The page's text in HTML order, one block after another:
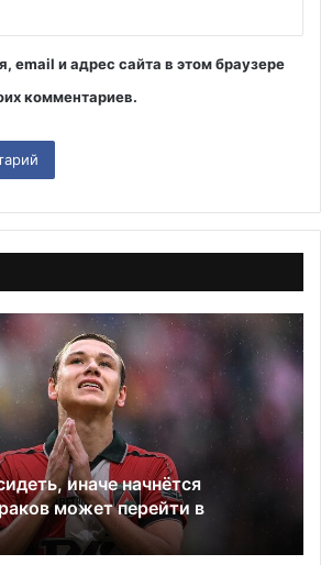
email и адрес сайта в этом браузере
комментариев.
иначе начнётся
может перейти в